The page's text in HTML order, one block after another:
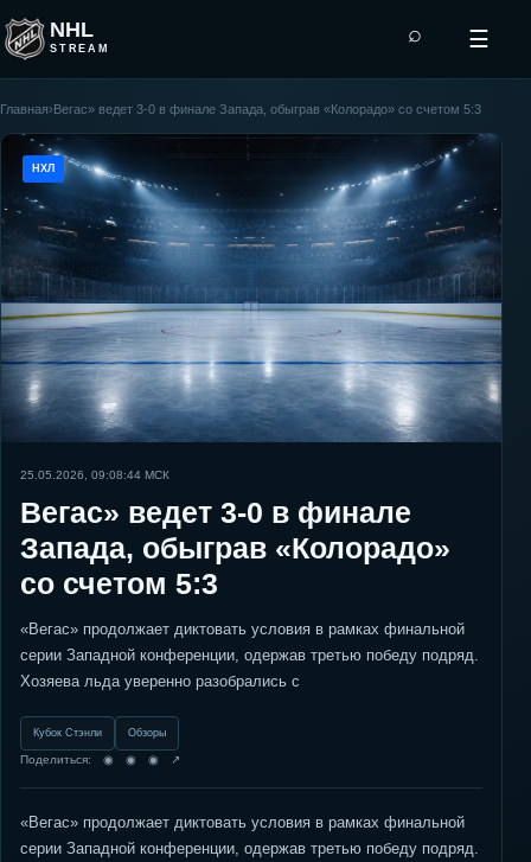
NHL
STREAM
⌕ ☰
Главная›Вегас» ведет 3-0 в финале Запада, обыграв «Колорадо» со счетом 5:3
НХЛ
25.05.2026, 09:08:44 МСК
Вегас» ведет 3-0 в финале
Запада, обыграв «Колорадо»
со счетом 5:3
«Вегас» продолжает диктовать условия в рамках финальной
серии Западной конференции, одержав третью победу подряд.
Хозяева льда уверенно разобрались с
Кубок Стэнли Обзоры
Поделиться: ◉ ◉ ◉ ↗
«Вегас» продолжает диктовать условия в рамках финальной
серии Западной конференции, одержав третью победу подряд.